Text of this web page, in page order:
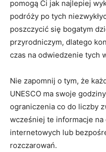
pomogą Ci jak najlepiej
‍podróży po tych
poszczycić się bogatym
przyrodniczym, ‌dlatego
czas na odwiedzenie​ tych
Nie zapomnij o tym, że⁣
UNESCO ma swoje
ograniczenia ⁤co ⁢do liczby⁤
‌wcześniej te informacje
internetowych lub
rozczarowań.